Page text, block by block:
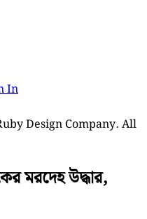
In
Design Company. All
মরদেহ উদ্ধার,